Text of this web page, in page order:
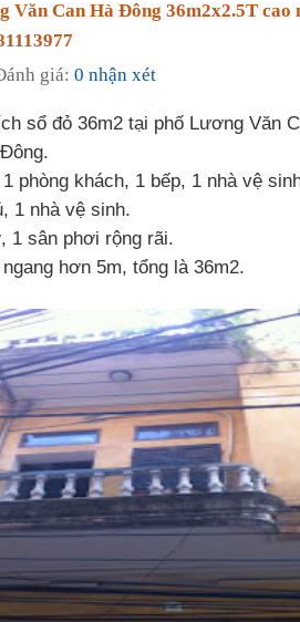
Văn Can Hà Đông 36m2x2.5T cao
giá: 0 nhận xét
sổ đỏ 36m2 tại phố Lương Văn
phòng khách, 1 bếp, 1 nhà vệ
1 nhà vệ sinh.
1 sân phơi rộng rãi.
hơn 5m, tổng là 36m2.